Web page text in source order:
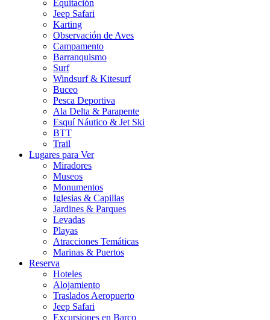
Equitación
Jeep Safari
Karting
Observación de Aves
Campamento
Barranquismo
Surf
Windsurf & Kitesurf
Buceo
Pesca Deportiva
Ala Delta & Parapente
Esquí Náutico & Jet Ski
BTT
Trail
Lugares para Ver
Miradores
Museos
Monumentos
Iglesias & Capillas
Jardines & Parques
Levadas
Playas
Atracciones Temáticas
Marinas & Puertos
Reserva
Hoteles
Alojamiento
Traslados Aeropuerto
Jeep Safari
Excursiones en Barco